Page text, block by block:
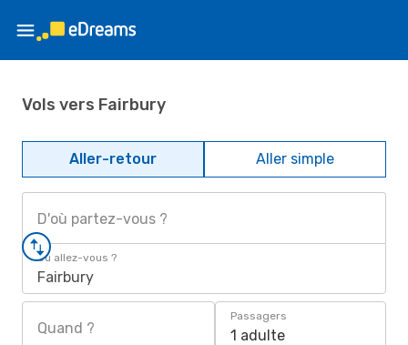
Vols vers Fairbury
Aller-retour Aller simple
D'où partez-vous ?
Où allez-vous ?
Fairbury
Quand ?
Passagers
1 adulte